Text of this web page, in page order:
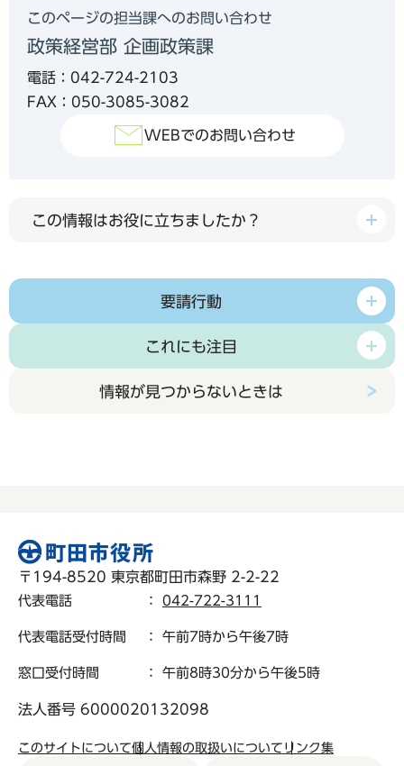
このページの担当課へのお問い合わせ
政策経営部 企画政策課
電話：042-724-2103
FAX：050-3085-3082
WEBでのお問い合わせ
この情報はお役に立ちましたか？
要請行動
これにも注目
情報が見つからないときは
〒194-8520 東京都町田市森野 2-2-22
代表電話 ： 042-722-3111
代表電話受付時間 ： 午前7時から午後7時
窓口受付時間 ： 午前8時30分から午後5時
法人番号 6000020132098
このサイトについて個人情報の取扱いについて リンク集